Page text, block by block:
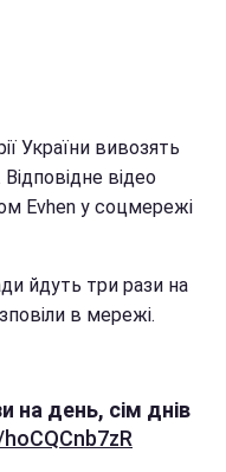
України вивозять
відео
Evhen у соцмережі
йдуть три рази на
в мережі.
на день, сім днів